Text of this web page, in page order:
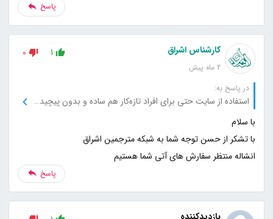
پاسخ
کارشناس اشراق
2 ماه پیش
1
0
در پاسخ به:
استفاده از سایت حتی برای افراد تازه‌کار هم ساده و بدون پیچیدگی است.
انشاله منتظر سفارش های آتی شما هستیم
پاسخ